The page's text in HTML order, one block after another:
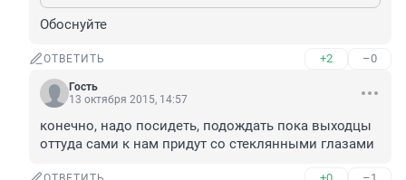
Обоснуйте
ОТВЕТИТЬ +2 –0
Гость
13 октября 2015, 14:57
конечно, надо посидеть, подождать пока выходцы
оттуда сами к нам придут со стеклянными глазами